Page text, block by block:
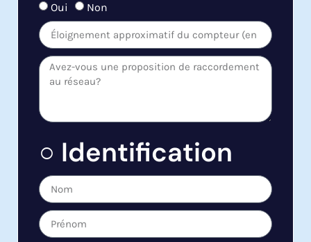
Oui Non
○ Identification